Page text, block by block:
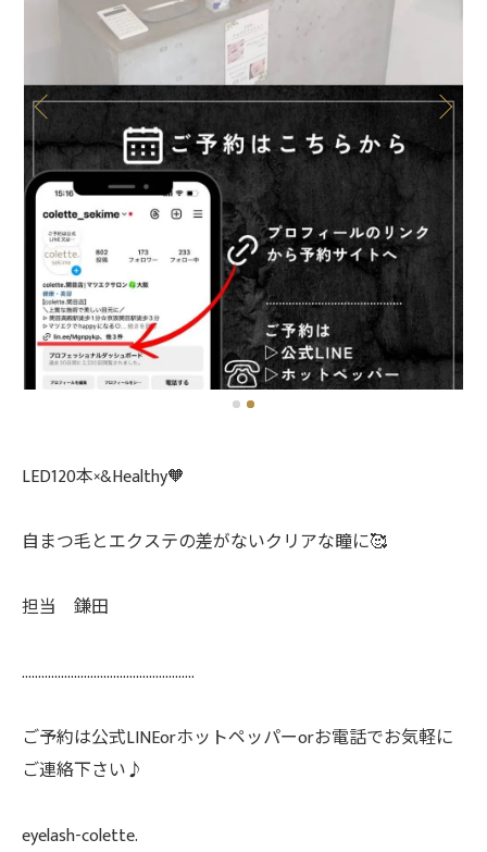
LED120本×&Healthy🧡
自まつ毛とエクステの差がないクリアな瞳に🥰
担当 鎌田
.....................................................
ご予約は公式LINEorホットペッパーorお電話でお気軽に
ご連絡下さい♪
eyelash-colette.